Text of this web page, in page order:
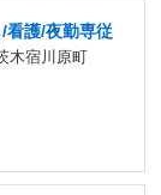
看護/夜勤専従
木宿川原町